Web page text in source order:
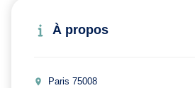
À propos
Paris 75008